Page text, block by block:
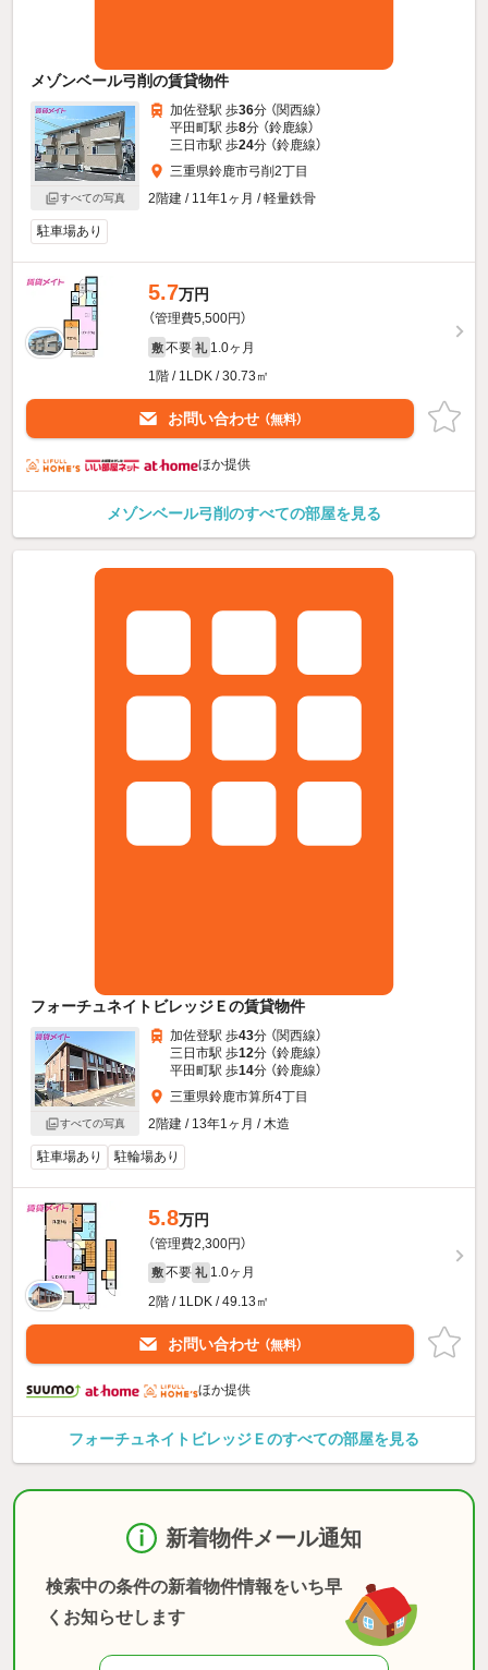
メゾンベール弓削の賃貸物件
すべての写真
加佐登駅 歩36分 （関西線）
平田町駅 歩8分 （鈴鹿線）
三日市駅 歩24分 （鈴鹿線）
三重県鈴鹿市弓削2丁目
2階建 / 11年1ヶ月 / 軽量鉄骨
駐車場あり
5.7万円
（管理費5,500円）
敷 不要 礼 1.0ヶ月
1階 / 1LDK / 30.73㎡
お問い合わせ （無料）
ほか提供
メゾンベール弓削のすべての部屋を見る
フォーチュネイトビレッジＥの賃貸物件
すべての写真
加佐登駅 歩43分 （関西線）
三日市駅 歩12分 （鈴鹿線）
平田町駅 歩14分 （鈴鹿線）
三重県鈴鹿市算所4丁目
2階建 / 13年1ヶ月 / 木造
駐車場あり 駐輪場あり
5.8万円
（管理費2,300円）
敷 不要 礼 1.0ヶ月
2階 / 1LDK / 49.13㎡
お問い合わせ （無料）
ほか提供
フォーチュネイトビレッジＥのすべての部屋を見る
新着物件メール通知
検索中の条件の新着物件情報をいち早
くお知らせします